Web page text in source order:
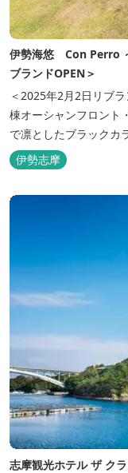
伊勢海悠 Con Perro
ブランドOPEN＞
＜2025年2月2日リブ
棟オーシャンフロント・
で凛としたブラックカ
溢れる客室。 客室に一
ト。 颯爽とした広い
眺める最高のロケーション。 ▸インクルーシブサ
伊勢志摩
志摩観光ホテル ザ ク